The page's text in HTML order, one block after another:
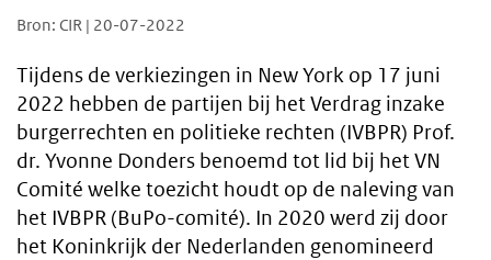
Bron: CIR | 20-07-2022
Tijdens de verkiezingen in New York op 17 juni
2022 hebben de partijen bij het Verdrag inzake
burgerrechten en politieke rechten (IVBPR) Prof.
dr. Yvonne Donders benoemd tot lid bij het VN
Comité welke toezicht houdt op de naleving van
het IVBPR (BuPo-comité). In 2020 werd zij door
het Koninkrijk der Nederlanden genomineerd